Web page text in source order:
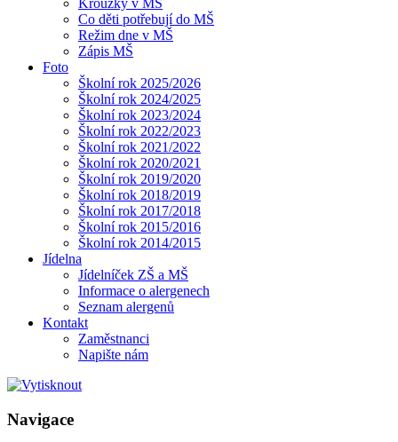
Co děti potřebují do MŠ
Režim dne v MŠ
Zápis MŠ
Foto
Školní rok 2025/2026
Školní rok 2024/2025
Školní rok 2023/2024
Školní rok 2022/2023
Školní rok 2021/2022
Školní rok 2020/2021
Školní rok 2019/2020
Školní rok 2018/2019
Školní rok 2017/2018
Školní rok 2015/2016
Školní rok 2014/2015
Jídelna
Jídelníček ZŠ a MŠ
Informace o alergenech
Seznam alergenů
Kontakt
Zaměstnanci
Napište nám
Navigace